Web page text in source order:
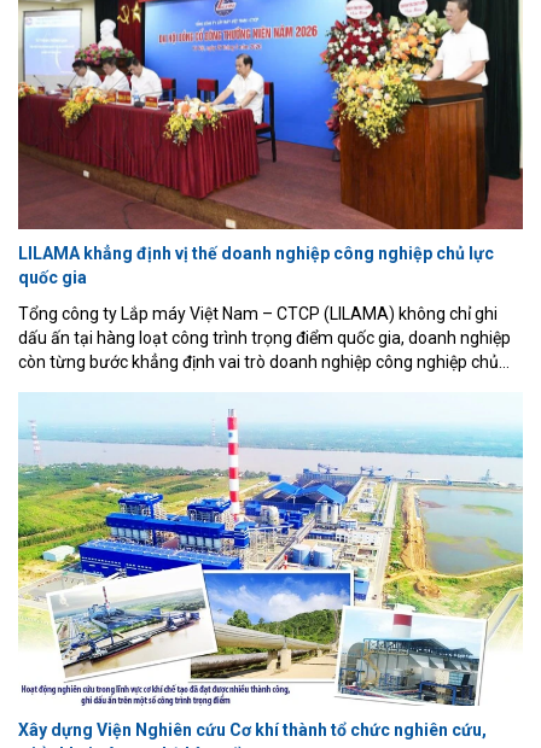
LILAMA khẳng định vị thế doanh nghiệp công nghiệp chủ lực
quốc gia
Tổng công ty Lắp máy Việt Nam – CTCP (LILAMA) không chỉ ghi
dấu ấn tại hàng loạt công trình trọng điểm quốc gia, doanh nghiệp
còn từng bước khẳng định vai trò doanh nghiệp công nghiệp chủ
khả năng làm chủ nhiều công nghệ cốt lõi.
Xây dựng Viện Nghiên cứu Cơ khí thành tổ chức nghiên cứu,